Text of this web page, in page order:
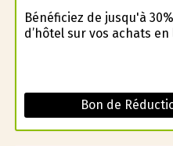
Bénéficiez de jusqu'à
d’hôtel sur vos achats en
Bon de